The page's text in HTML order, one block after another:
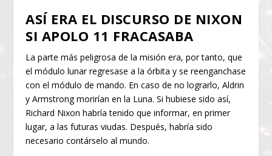
ASÍ ERA EL DISCURSO DE NIXON
SI APOLO 11 FRACASABA
La parte más peligrosa de la misión era, por tanto, que
el módulo lunar regresase a la órbita y se reenganchase
con el módulo de mando. En caso de no lograrlo, Aldrin
y Armstrong morirían en la Luna. Si hubiese sido así,
Richard Nixon habría tenido que informar, en primer
lugar, a las futuras viudas. Después, habría sido
necesario contárselo al mundo.